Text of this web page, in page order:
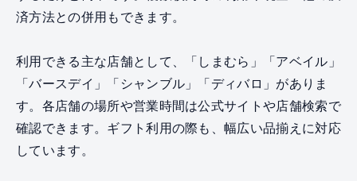
済方法との併用もできます。
利用できる主な店舗として、「しまむら」「アベイル」
「バースデイ」「シャンブル」「ディバロ」がありま
す。各店舗の場所や営業時間は公式サイトや店舗検索で
確認できます。ギフト利用の際も、幅広い品揃えに対応
しています。